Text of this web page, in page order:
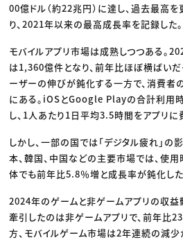
00億ドル（約22兆円）に達し、過去最高
り、2021年以来の最高成長率を記録した。
モバイルアプリ市場は成熟しつつある。
は1,360億件となり、前年比ほぼ横ばいだ
ーザーの伸びが鈍化する一方で、消費者
にある。iOSとGoogle Playの合計利用
し、1人あたり1日平均3.5時間をアプリに
しかし、一部の国では「デジタル疲れ」の
本、韓国、中国などの主要市場では、使
体でも前年比5.8％増と成長率が鈍化した
2024年のゲームと非ゲームアプリの収益
牽引したのは非ゲームアプリで、前年比
方、モバイルゲーム市場は2年連続の減